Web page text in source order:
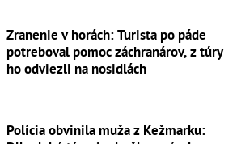
Zranenie v horách: Turista po páde
potreboval pomoc záchranárov, z túry
ho odviezli na nosidlách
Polícia obvinila muža z Kežmarku: